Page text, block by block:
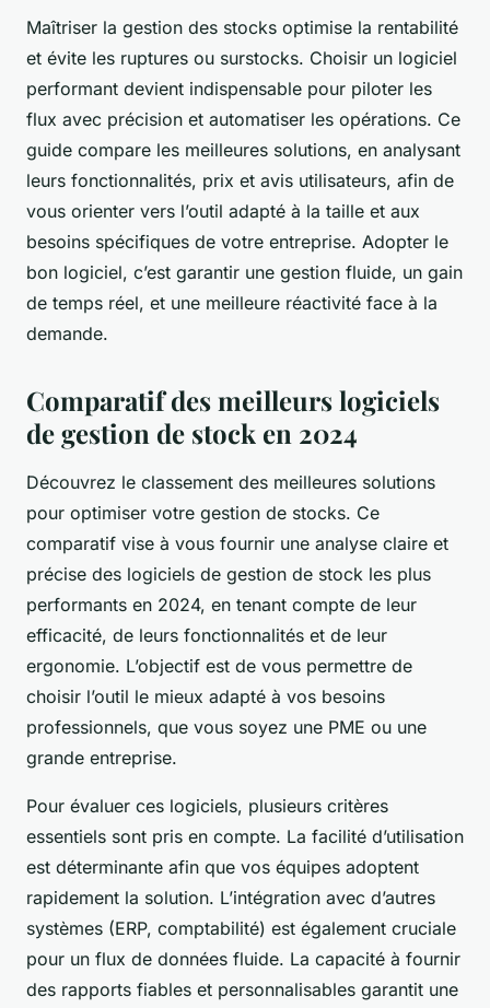
Maîtriser la gestion des stocks optimise la rentabilité
et évite les ruptures ou surstocks. Choisir un logiciel
performant devient indispensable pour piloter les
flux avec précision et automatiser les opérations. Ce
guide compare les meilleures solutions, en analysant
leurs fonctionnalités, prix et avis utilisateurs, afin de
vous orienter vers l’outil adapté à la taille et aux
besoins spécifiques de votre entreprise. Adopter le
bon logiciel, c’est garantir une gestion fluide, un gain
de temps réel, et une meilleure réactivité face à la
demande.
Comparatif des meilleurs logiciels
de gestion de stock en 2024
Découvrez le classement des meilleures solutions
pour optimiser votre gestion de stocks. Ce
comparatif vise à vous fournir une analyse claire et
précise des logiciels de gestion de stock les plus
performants en 2024, en tenant compte de leur
efficacité, de leurs fonctionnalités et de leur
ergonomie. L’objectif est de vous permettre de
choisir l’outil le mieux adapté à vos besoins
professionnels, que vous soyez une PME ou une
grande entreprise.
Pour évaluer ces logiciels, plusieurs critères
essentiels sont pris en compte. La facilité d’utilisation
est déterminante afin que vos équipes adoptent
rapidement la solution. L’intégration avec d’autres
systèmes (ERP, comptabilité) est également cruciale
pour un flux de données fluide. La capacité à fournir
des rapports fiables et personnalisables garantit une